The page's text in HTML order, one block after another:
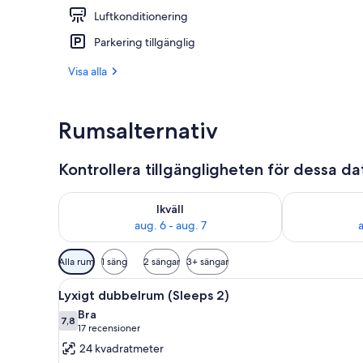
Luftkonditionering
Parkering tillgänglig
Visa alla
Rumsalternativ
Kontrollera tillgängligheten för dessa
Ikväll
aug. 6 - aug. 7
Kontrollera tillgängligheten för ikväll aug. 6 - aug. 7
Kontrollera
Tillgängliga
filter
för
rum
Alla rum 1 säng 2 sängar 3+ sängar
Öppna
alla
foton
för
Ett hotellrum med en stor
5
Lyxigt dubbelrum (Sleeps 2)
7,87,8 av 10
Bra
17 recensioner
(17 recensioner)
24 kvadratmeter